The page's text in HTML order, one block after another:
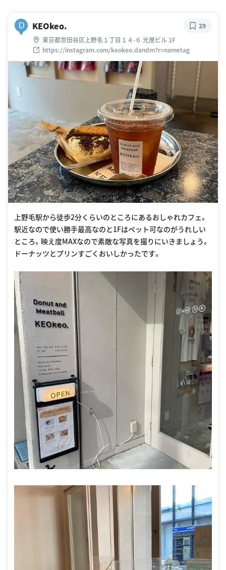
D KEOkeo.
東京都世田谷区上野毛１丁目１４-６ 光屋ビル 1F
https://instagram.com/keokeo.dandm?r=nametag
29
上野毛駅から徒歩2分くらいのところにあるおしゃれカフェ。
駅近なので使い勝手最高なのと1Fはペット可なのがうれしい
ところ。映え度MAXなので素敵な写真を撮りにいきましょう。
ドーナッツとプリンすごくおいしかったです。